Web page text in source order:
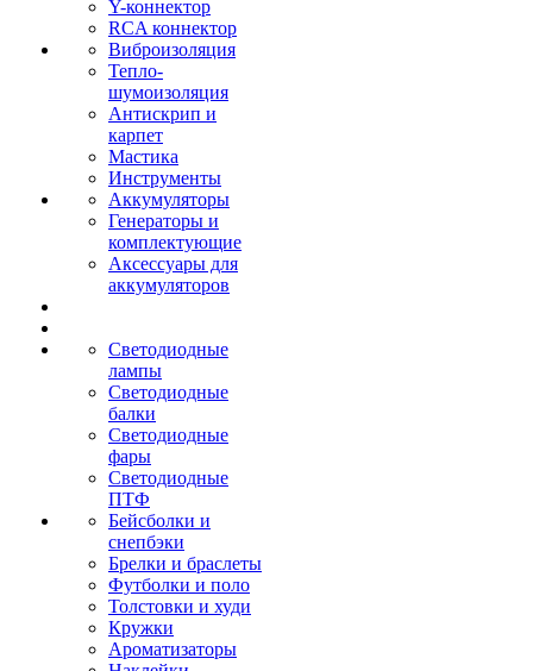
Y-коннектор
RCA коннектор
Виброизоляция
Тепло-
шумоизоляция
Антискрип и
карпет
Мастика
Инструменты
Аккумуляторы
Генераторы и
комплектующие
Аксессуары для
аккумуляторов
Светодиодные
лампы
Светодиодные
балки
Светодиодные
фары
Светодиодные
ПТФ
Бейсболки и
снепбэки
Брелки и браслеты
Футболки и поло
Толстовки и худи
Кружки
Ароматизаторы